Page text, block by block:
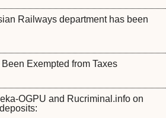
Railways department has been
Exempted from Taxes
OGPU and Rucriminal.info on